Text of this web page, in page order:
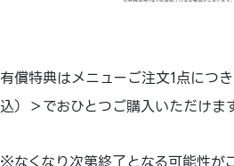
有償特典はメニューご注文1点につ
込）＞でおひとつご購入いただけます